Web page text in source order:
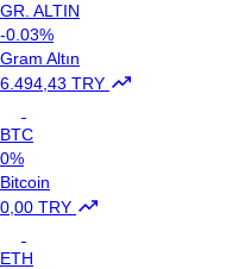
GR. ALTIN
-0.03%
Gram Altın
6.494,43 TRY
BTC
0%
Bitcoin
0,00 TRY
ETH